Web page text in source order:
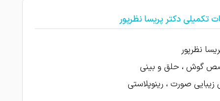
عالی
بسیار دکتر با اخلاق و صبور
عالی بودن
تکمیلی دکتر پریسا نظرپور
نظرپور
گوش ، حلق و بینی
صورت ، رینوپلاستی